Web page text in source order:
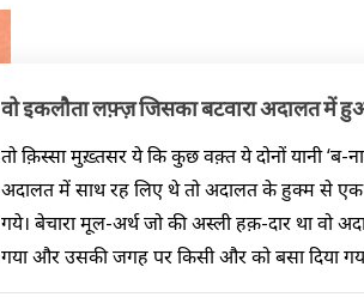
वो इकलौता लफ़्ज़ जिसका बटवारा अदालत में
तो क़िस्सा मुख़्तसर ये कि कुछ वक़्त ये दोनों यानी ‘ब-
अदालत में साथ रह लिए थे तो अदालत के हुक्म से एक
गये। बेचारा मूल-अर्थ जो की अस्ली हक़-दार था वो
गया और उसकी जगह पर किसी और को बसा दिया